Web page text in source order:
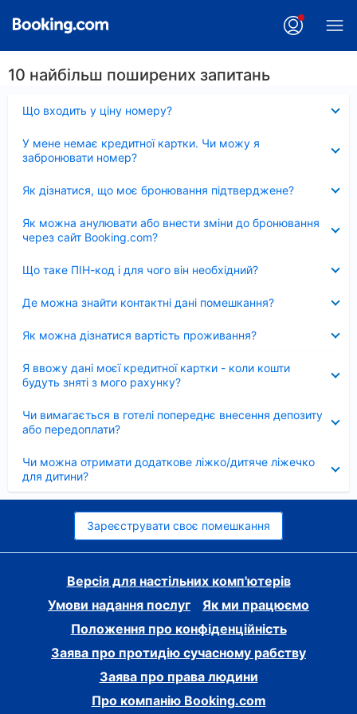
10 найбільш поширених запитань
Що входить у ціну номеру?
У мене немає кредитної картки. Чи можу я
забронювати номер?
Як дізнатися, що моє бронювання підтверджене?
Як можна анулювати або внести зміни до бронювання
через сайт Booking.com?
Що таке ПІН-код і для чого він необхідний?
Де можна знайти контактні дані помешкання?
Як можна дізнатися вартість проживання?
Я ввожу дані моєї кредитної картки - коли кошти
будуть зняті з мого рахунку?
Чи вимагається в готелі попереднє внесення депозиту
або передоплати?
Чи можна отримати додаткове ліжко/дитяче ліжечко
для дитини?
Зареєструвати своє помешкання
Версія для настільних комп'ютерів
Умови надання послуг
Як ми працюємо
Положення про конфіденційність
Заява про протидію сучасному рабству
Заява про права людини
Про компанію Booking.com